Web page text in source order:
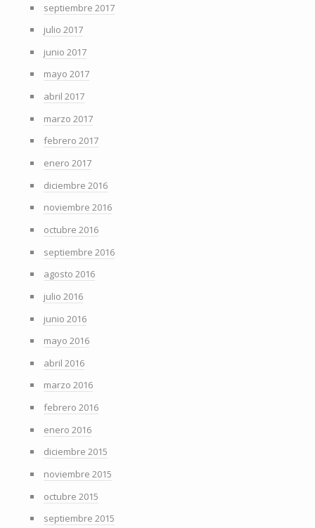
septiembre 2017
julio 2017
junio 2017
mayo 2017
abril 2017
marzo 2017
febrero 2017
enero 2017
diciembre 2016
noviembre 2016
octubre 2016
septiembre 2016
agosto 2016
julio 2016
junio 2016
mayo 2016
abril 2016
marzo 2016
febrero 2016
enero 2016
diciembre 2015
noviembre 2015
octubre 2015
septiembre 2015